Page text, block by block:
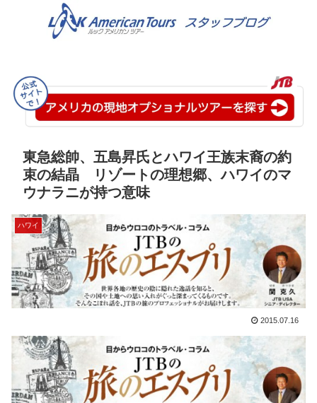
東急総帥、五島昇氏とハワイ王族末裔の約
束の結晶 リゾートの理想郷、ハワイのマ
ウナラニが持つ意味
ハワイ
2015.07.16